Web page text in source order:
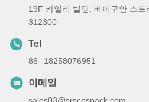
19F 카일리 빌딩, 베이구안 스
312300
Tel
86--18258076951
이메일